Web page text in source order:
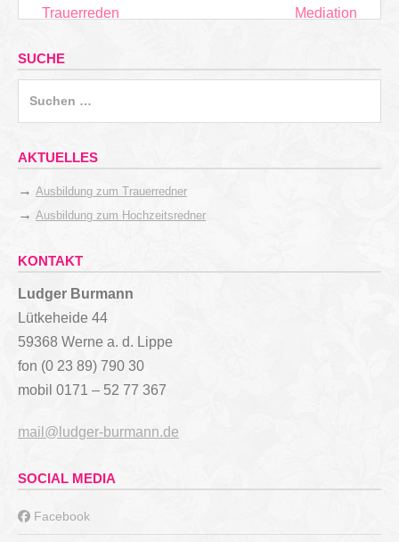
Beitragsnavigation
Trauerreden Mediation
SUCHE
AKTUELLES
→ Ausbildung zum Trauerredner
→ Ausbildung zum Hochzeitsredner
KONTAKT
Ludger Burmann
Lütkeheide 44
59368 Werne a. d. Lippe
fon (0 23 89) 790 30
mobil 0171 – 52 77 367
mail@ludger-burmann.de
SOCIAL MEDIA
Facebook